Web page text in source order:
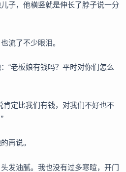
子，他横竖就是伸长了脖子说一分
流了不少眼泪。
“老板娘有钱吗？平时对你们怎么
肯定比我们有钱，对我们不好也不
再说。
发油腻。我也没有过多寒暄，开门